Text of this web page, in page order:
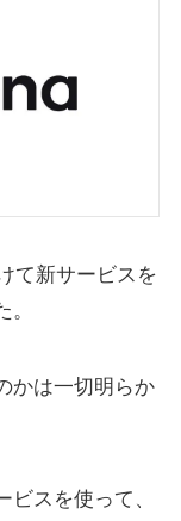
て新サービスを
かは一切明らか
スを使って、